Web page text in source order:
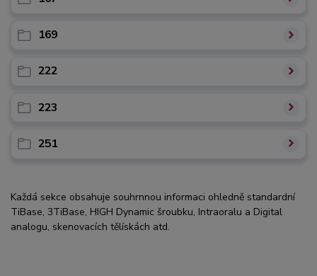
169
222
223
251
Každá sekce obsahuje souhrnnou informaci ohledně standardní
TiBase, 3TiBase, HIGH Dynamic šroubku, Intraoralu a Digital
analogu, skenovacích tělískách atd.